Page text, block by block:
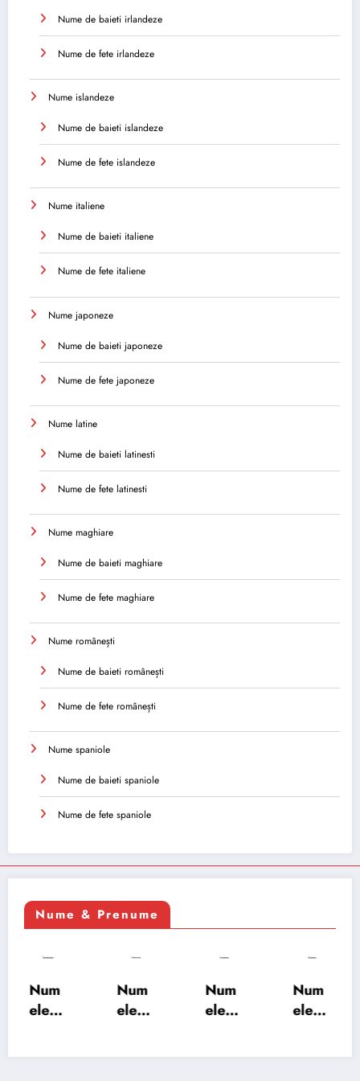
Nume de baieti irlandeze
Nume de fete irlandeze
Nume islandeze
Nume de baieti islandeze
Nume de fete islandeze
Nume italiene
Nume de baieti italiene
Nume de fete italiene
Nume japoneze
Nume de baieti japoneze
Nume de fete japoneze
Nume latine
Nume de baieti latinesti
Nume de fete latinesti
Nume maghiare
Nume de baieti maghiare
Nume de fete maghiare
Nume românești
Nume de baieti românești
Nume de fete românești
Nume spaniole
Nume de baieti spaniole
Nume de fete spaniole
Nume & Prenume
Num
ele
Num
ele
Num
ele
Num
ele